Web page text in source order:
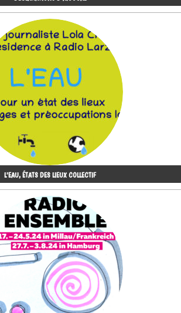
L'EAU, ÉTATS DES LIEUX COLLECTIF